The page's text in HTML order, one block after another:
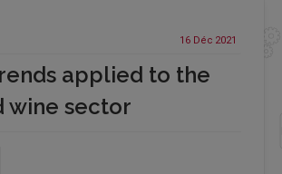
16 Déc 2021
applied to the
wine sector